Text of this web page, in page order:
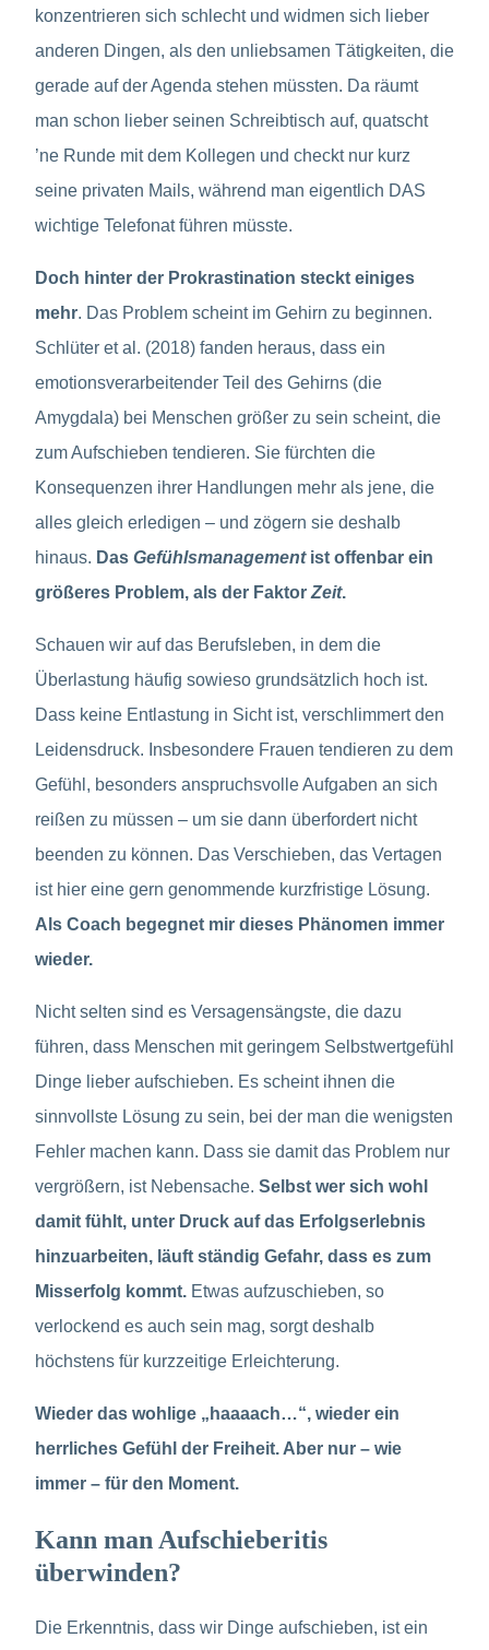
konzentrieren sich schlecht und widmen sich lieber
anderen Dingen, als den unliebsamen Tätigkeiten, die
gerade auf der Agenda stehen müssten. Da räumt
man schon lieber seinen Schreibtisch auf, quatscht
’ne Runde mit dem Kollegen und checkt nur kurz
seine privaten Mails, während man eigentlich DAS
wichtige Telefonat führen müsste.
Doch hinter der Prokrastination steckt einiges
mehr. Das Problem scheint im Gehirn zu beginnen.
Schlüter et al. (2018) fanden heraus, dass ein
emotionsverarbeitender Teil des Gehirns (die
Amygdala) bei Menschen größer zu sein scheint, die
zum Aufschieben tendieren. Sie fürchten die
Konsequenzen ihrer Handlungen mehr als jene, die
alles gleich erledigen – und zögern sie deshalb
hinaus. Das Gefühlsmanagementist offenbar ein
größeres Problem, als der Faktor Zeit.
Schauen wir auf das Berufsleben, in dem die
Überlastung häufig sowieso grundsätzlich hoch ist.
Dass keine Entlastung in Sicht ist, verschlimmert den
Leidensdruck. Insbesondere Frauen tendieren zu dem
Gefühl, besonders anspruchsvolle Aufgaben an sich
reißen zu müssen – um sie dann überfordert nicht
beenden zu können. Das Verschieben, das Vertagen
ist hier eine gern genommende kurzfristige Lösung.
Als Coach begegnet mir dieses Phänomen immer
wieder.
Nicht selten sind es Versagensängste, die dazu
führen, dass Menschen mit geringem Selbstwertgefühl
Dinge lieber aufschieben. Es scheint ihnen die
sinnvollste Lösung zu sein, bei der man die wenigsten
Fehler machen kann. Dass sie damit das Problem nur
vergrößern, ist Nebensache. Selbst wer sich wohl
damit fühlt, unter Druck auf das Erfolgserlebnis
hinzuarbeiten, läuft ständig Gefahr, dass es zum
Misserfolg kommt. Etwas aufzuschieben, so
verlockend es auch sein mag, sorgt deshalb
höchstens für kurzzeitige Erleichterung.
Wieder das wohlige „haaaach…“, wieder ein
herrliches Gefühl der Freiheit. Aber nur – wie
immer – für den Moment.
Kann man Aufschieberitis
überwinden?
Die Erkenntnis, dass wir Dinge aufschieben, ist ein